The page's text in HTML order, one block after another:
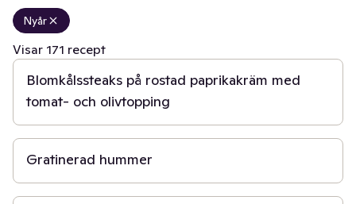
Nyår
Visar 171 recept
Blomkålssteaks på rostad paprikakräm med
tomat- och olivtopping
30 min
Gratinerad hummer
45 min